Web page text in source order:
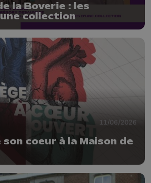
la Boverie : les
collection
11/06/2026
coeur à la Maison de